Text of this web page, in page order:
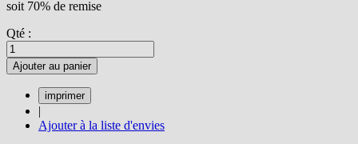
soit 70% de remise
Qté :
Ajouter au panier
|
Ajouter à la liste d'envies